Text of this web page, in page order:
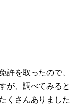
許を取ったので、
が、調べてみると
くさんありました